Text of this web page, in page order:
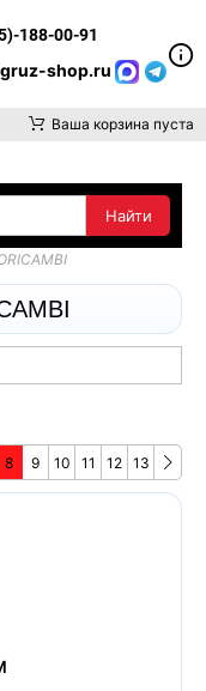
188-00-91
shop.ru
Ваша корзина пуста
8 9 10 11 12 13